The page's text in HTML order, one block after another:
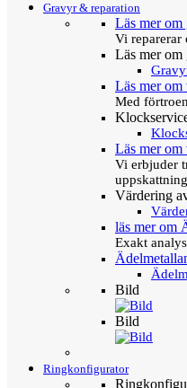
Gravyr & reparation
Läs mer om
Vi reparerar
Läs mer om
Läs mer
Med
Läs mer
Vi erbjuder
Värdering
läs mer om
Exakt
Bild
Bild
Ringkonfigurator